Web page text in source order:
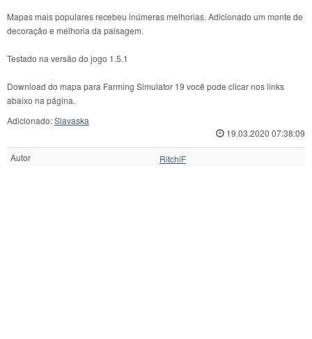
Mapas mais populares recebeu inúmeras melhorias. Adicionado um monte de
decoração e melhoria da paisagem.
Testado na versão do jogo 1.5.1
Download do mapa para Farming Simulator 19 você pode clicar nos links
abaixo na página.
Adicionado:Slavaska
19.03.2020 07:38:09
Autor RitchiF